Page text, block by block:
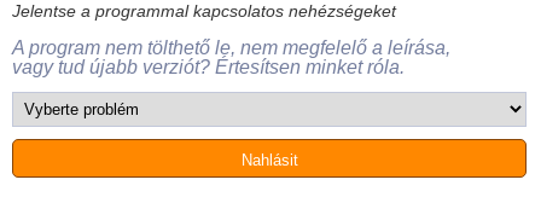
Jelentse a programmal kapcsolatos nehézségeket
A program nem tölthető le, nem megfelelő a leírása,
vagy tud újabb verziót? Értesítsen minket róla.